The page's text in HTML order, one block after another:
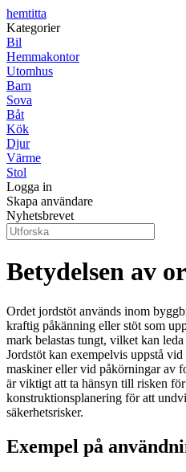
hemtitta
Kategorier
Bil
Hemmakontor
Utomhus
Barn
Sova
Båt
Kök
Djur
Värme
Stol
Logga in
Skapa användare
Nyhetsbrevet
Betydelsen av
Ordet jordstöt används inom
kraftig påkänning eller stöt som
mark belastas tungt, vilket kan
Jordstöt kan exempelvis uppstå
maskiner eller vid påkörningar av
är viktigt att ta hänsyn till risken
konstruktionsplanering för att
säkerhetsrisker.
Exempel på